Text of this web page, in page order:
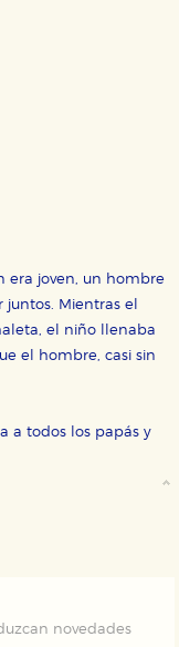
era joven, un hombre
Mientras el
el niño llenaba
el hombre, casi sin
a todos los papás y
novedades
nuestro sitio
desde
desde el
que algunas
de
agregada y, por lo
publicidad